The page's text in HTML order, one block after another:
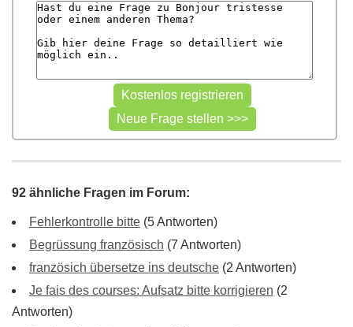
92 ähnliche Fragen im Forum:
Fehlerkontrolle bitte (5 Antworten)
Begrüssung französisch (7 Antworten)
französich übersetze ins deutsche (2 Antworten)
Je fais des courses: Aufsatz bitte korrigieren (2
Antworten)